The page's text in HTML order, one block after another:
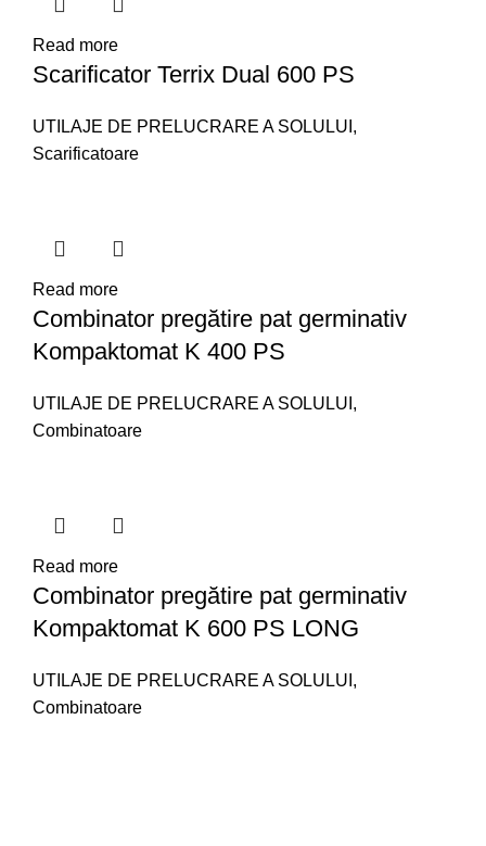
Read more
Scarificator Terrix Dual 600 PS
UTILAJE DE PRELUCRARE A SOLULUI ,
Scarificatoare
Read more
Combinator pregătire pat germinativ
Kompaktomat K 400 PS
UTILAJE DE PRELUCRARE A SOLULUI ,
Combinatoare
Read more
Combinator pregătire pat germinativ
Kompaktomat K 600 PS LONG
UTILAJE DE PRELUCRARE A SOLULUI ,
Combinatoare